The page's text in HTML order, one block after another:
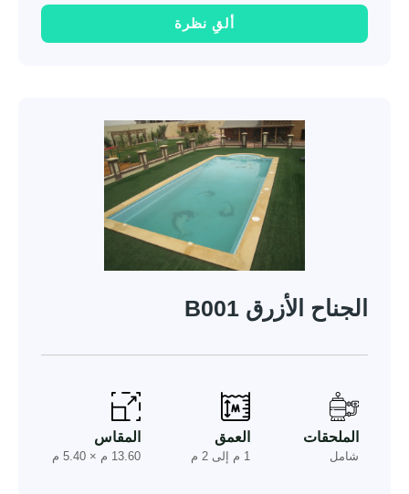
ألقِ نظرة
الجناح الأزرق B001
الملحقات
شامل
العمق
1 م إلى 2 م
المقاس
13.60 م × 5.40 م